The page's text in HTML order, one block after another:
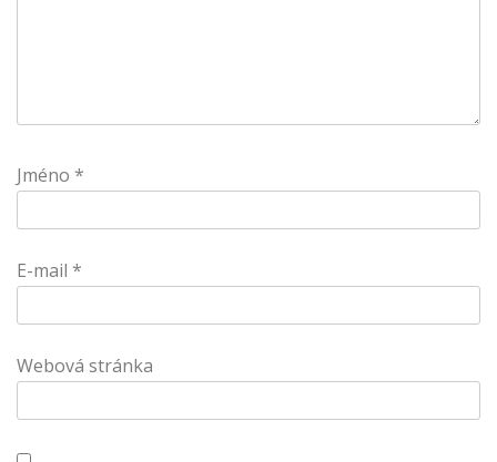
Jméno *
E-mail *
Webová stránka